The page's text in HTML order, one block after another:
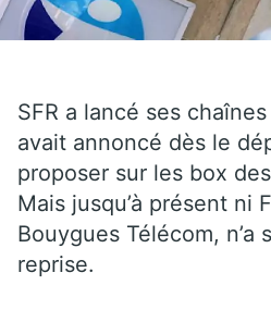
SFR a lancé ses
avait annoncé dès le
proposer sur les box
Mais jusqu’à présent ni
Bouygues Télécom, n’a
reprise.